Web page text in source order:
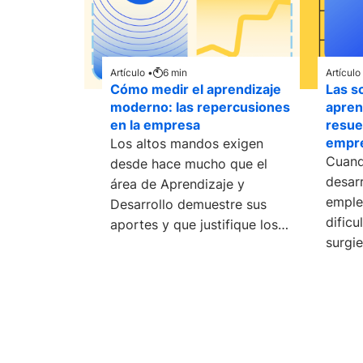
Artículo • 6 min
Cómo medir el aprendizaje
moderno: las repercusiones
en la empresa
Los altos mandos exigen
desde hace mucho que el
área de Aprendizaje y
Desarrollo demuestre sus
aportes y que justifique los
Artículo
Las